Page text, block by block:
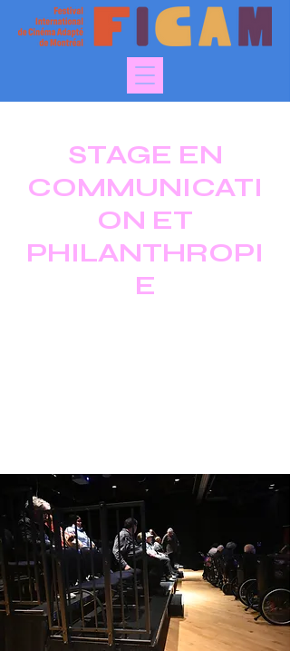
STAGE EN
COMMUNICATI
ON ET
PHILANTHROPI
E